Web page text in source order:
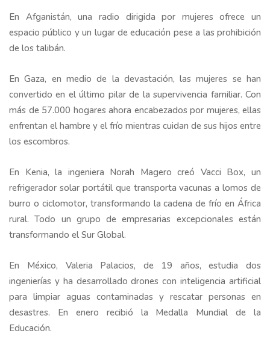
En Afganistán, una radio dirigida por mujeres ofrece un
espacio público y un lugar de educación pese a las prohibición
de los talibán.
En Gaza, en medio de la devastación, las mujeres se han
convertido en el último pilar de la supervivencia familiar. Con
más de 57.000 hogares ahora encabezados por mujeres, ellas
enfrentan el hambre y el frío mientras cuidan de sus hijos entre
los escombros.
En Kenia, la ingeniera Norah Magero creó Vacci Box, un
refrigerador solar portátil que transporta vacunas a lomos de
burro o ciclomotor, transformando la cadena de frío en África
rural. Todo un grupo de empresarias excepcionales están
transformando el Sur Global.
En México, Valeria Palacios, de 19 años, estudia dos
ingenierías y ha desarrollado drones con inteligencia artificial
para limpiar aguas contaminadas y rescatar personas en
desastres. En enero recibió la Medalla Mundial de la
Educación.